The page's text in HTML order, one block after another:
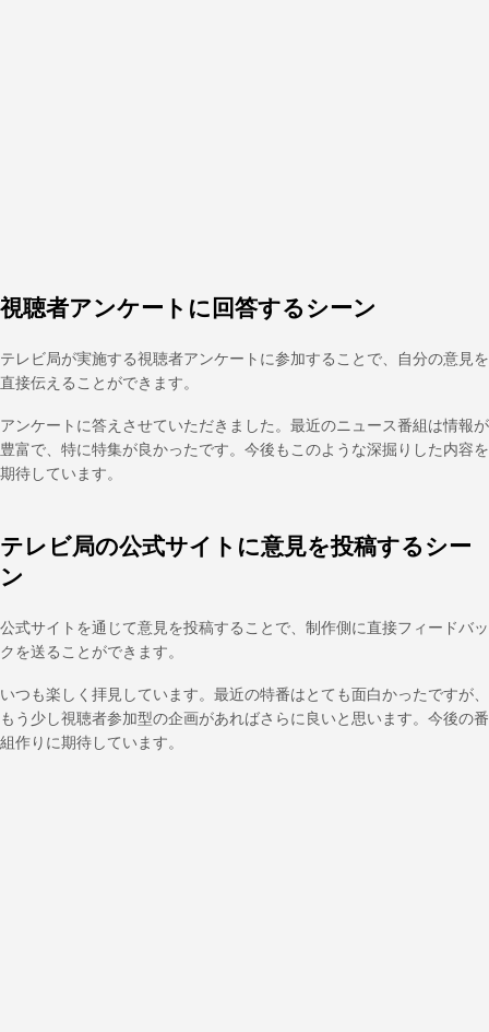
視聴者アンケートに回答するシーン
テレビ局が実施する視聴者アンケートに参加することで、自分の意見を
直接伝えることができます。
アンケートに答えさせていただきました。最近のニュース番組は情報が
豊富で、特に特集が良かったです。今後もこのような深掘りした内容を
期待しています。
テレビ局の公式サイトに意見を投稿するシー
ン
公式サイトを通じて意見を投稿することで、制作側に直接フィードバッ
クを送ることができます。
いつも楽しく拝見しています。最近の特番はとても面白かったですが、
もう少し視聴者参加型の企画があればさらに良いと思います。今後の番
組作りに期待しています。